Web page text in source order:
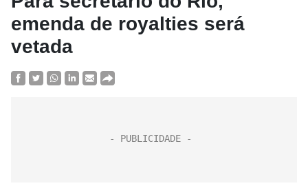
emenda de royalties será
vetada